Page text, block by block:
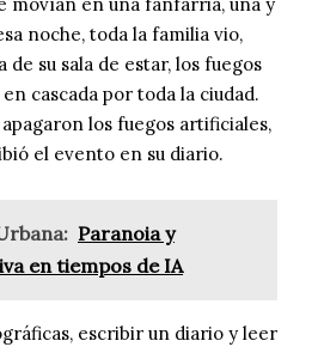
movían en una fanfarria, una y
noche, toda la familia vio,
de su sala de estar, los fuegos
cascada por toda la ciudad.
los fuegos artificiales,
el evento en su diario.
Paranoia y
en tiempos de IA
escribir un diario y leer